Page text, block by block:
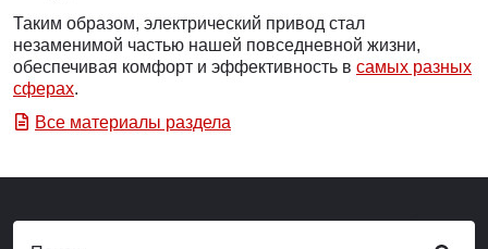
Таким образом, электрический привод стал
незаменимой частью нашей повседневной жизни,
обеспечивая комфорт и эффективность в самых разных
сферах.
Все материалы раздела